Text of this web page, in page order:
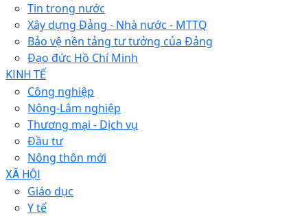
Tin trong nước
Xây dựng Đảng - Nhà nước - MTTQ
Bảo vệ nền tảng tư tưởng của Đảng
Đạo đức Hồ Chí Minh
KINH TẾ
Công nghiệp
Nông-Lâm nghiệp
Thương mại - Dịch vụ
Đầu tư
Nông thôn mới
XÃ HỘI
Giáo dục
Y tế